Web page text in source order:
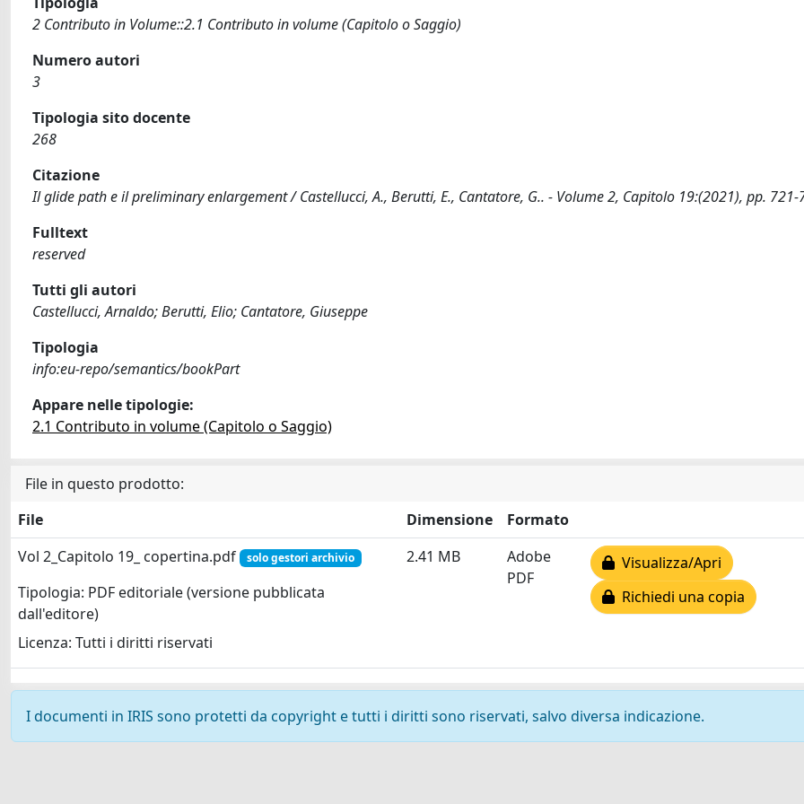
2 Contributo in Volume::2.1 Contributo in volume (Capitolo o Saggio)
Numero autori
3
Tipologia sito docente
268
Citazione
Il glide path e il preliminary enlargement / Castellucci, A., Berutti, E., Cantatore, G.. - Volume 2, Capitolo 19:(2021), pp. 721-
Fulltext
reserved
Tutti gli autori
Castellucci, Arnaldo; Berutti, Elio; Cantatore, Giuseppe
Tipologia
info:eu-repo/semantics/bookPart
Appare nelle tipologie:
2.1 Contributo in volume (Capitolo o Saggio)
File in questo prodotto:
File
Dimensione
Formato
Vol 2_Capitolo 19_ copertina.pdf
solo gestori archivio
Tipologia: PDF editoriale (versione pubblicata
dall'editore)
Licenza: Tutti i diritti riservati
2.41 MB
Adobe
PDF
Visualizza/Apri
Richiedi una copia
I documenti in IRIS sono protetti da copyright e tutti i diritti sono riservati, salvo diversa indicazione.